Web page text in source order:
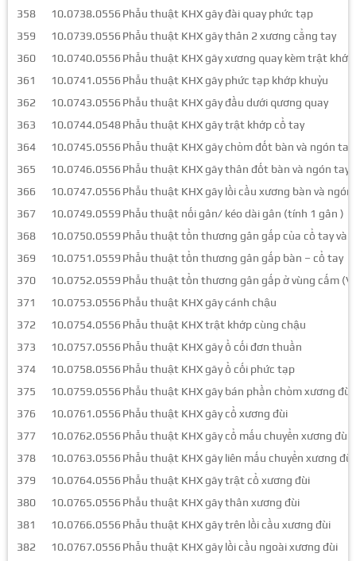
358
10.0738.0556 Phẫu thuật KHX gãy đài quay phức tạp
359
10.0739.0556 Phẫu thuật KHX gãy thân 2 xương cẳng tay
360
10.0740.0556 Phẫu thuật KHX gãy xương quay kèm trật
361
10.0741.0556 Phẫu thuật KHX gãy phức tạp khớp khuỷu
362
10.0743.0556 Phẫu thuật KHX gãy đầu dưới qương quay
363
10.0744.0548Phẫu thuật KHX gãy trật khớp cổ tay
364
10.0745.0556 Phẫu thuật KHX gãy chỏm đốt bàn và ngón tay
365
10.0746.0556 Phẫu thuật KHX gãy thân đốt bàn và ngón tay
366
10.0747.0556 Phẫu thuật KHX gãy lồi cầu xương bàn và ngón
367
10.0749.0559 Phẫu thuật nối gân/ kéo dài gân (tính 1 gân )
368
10.0750.0559 Phẫu thuật tổn thương gân gấp của cổ tay và
369
10.0751.0559 Phẫu thuật tổn thương gân gấp bàn – cổ tay
370
10.0752.0559 Phẫu thuật tổn thương gân gấp ở vùng cấm
371
10.0753.0556 Phẫu thuật KHX gãy cánh chậu
372
10.0754.0556 Phẫu thuật KHX trật khớp cùng chậu
373
10.0757.0556 Phẫu thuật KHX gãy ổ cối đơn thuần
374
10.0758.0556 Phẫu thuật KHX gãy ổ cối phức tạp
375
10.0759.0556 Phẫu thuật KHX gãy bán phần chỏm xương đùi
376
10.0761.0556 Phẫu thuật KHX gãy cổ xương đùi
377
10.0762.0556 Phẫu thuật KHX gãy cổ mấu chuyển xương đùi
378
10.0763.0556 Phẫu thuật KHX gãy liên mấu chuyển xương đùi
379
10.0764.0556 Phẫu thuật KHX gãy trật cổ xương đùi
380
10.0765.0556 Phẫu thuật KHX gãy thân xương đùi
381
10.0766.0556 Phẫu thuật KHX gãy trên lồi cầu xương đùi
382
10.0767.0556 Phẫu thuật KHX gãy lồi cầu ngoài xương đùi